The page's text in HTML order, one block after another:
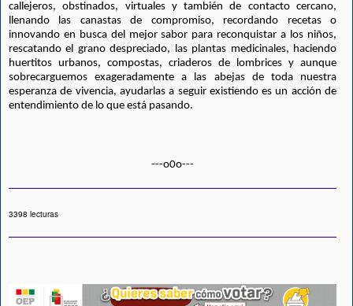
callejeros, obstinados, virtuales y también de contacto cercano,
llenando las canastas de compromiso, recordando recetas o
innovando en busca del mejor sabor para reconquistar a los niños,
rescatando el grano despreciado, las plantas medicinales, haciendo
huertitos urbanos, compostas, criaderos de lombrices y aunque
sobrecarguemos exageradamente a las abejas de toda nuestra
esperanza de vivencia, ayudarlas a seguir existiendo es un acción de
entendimiento de lo que está pasando.
---o0o---
3398 lecturas